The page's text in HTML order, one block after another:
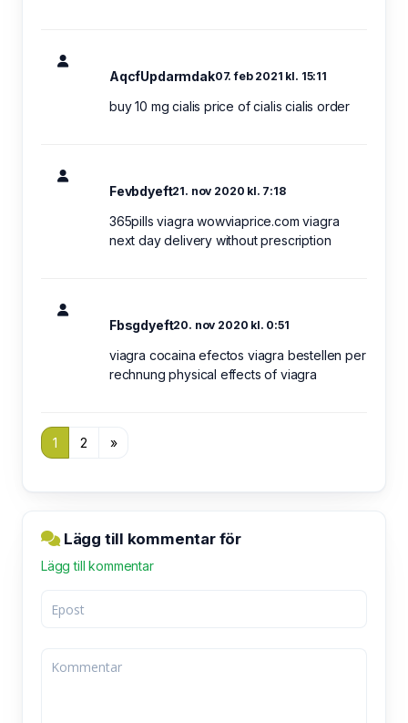
AqcfUpdarmdak07. feb 2021 kl. 15:11
buy 10 mg cialis price of cialis cialis order
Fevbdyeft21. nov 2020 kl. 7:18
365pills viagra wowviaprice.com viagra
next day delivery without prescription
Fbsgdyeft20. nov 2020 kl. 0:51
viagra cocaina efectos viagra bestellen per
rechnung physical effects of viagra
1 2 »
Lägg till kommentar för
Lägg till kommentar